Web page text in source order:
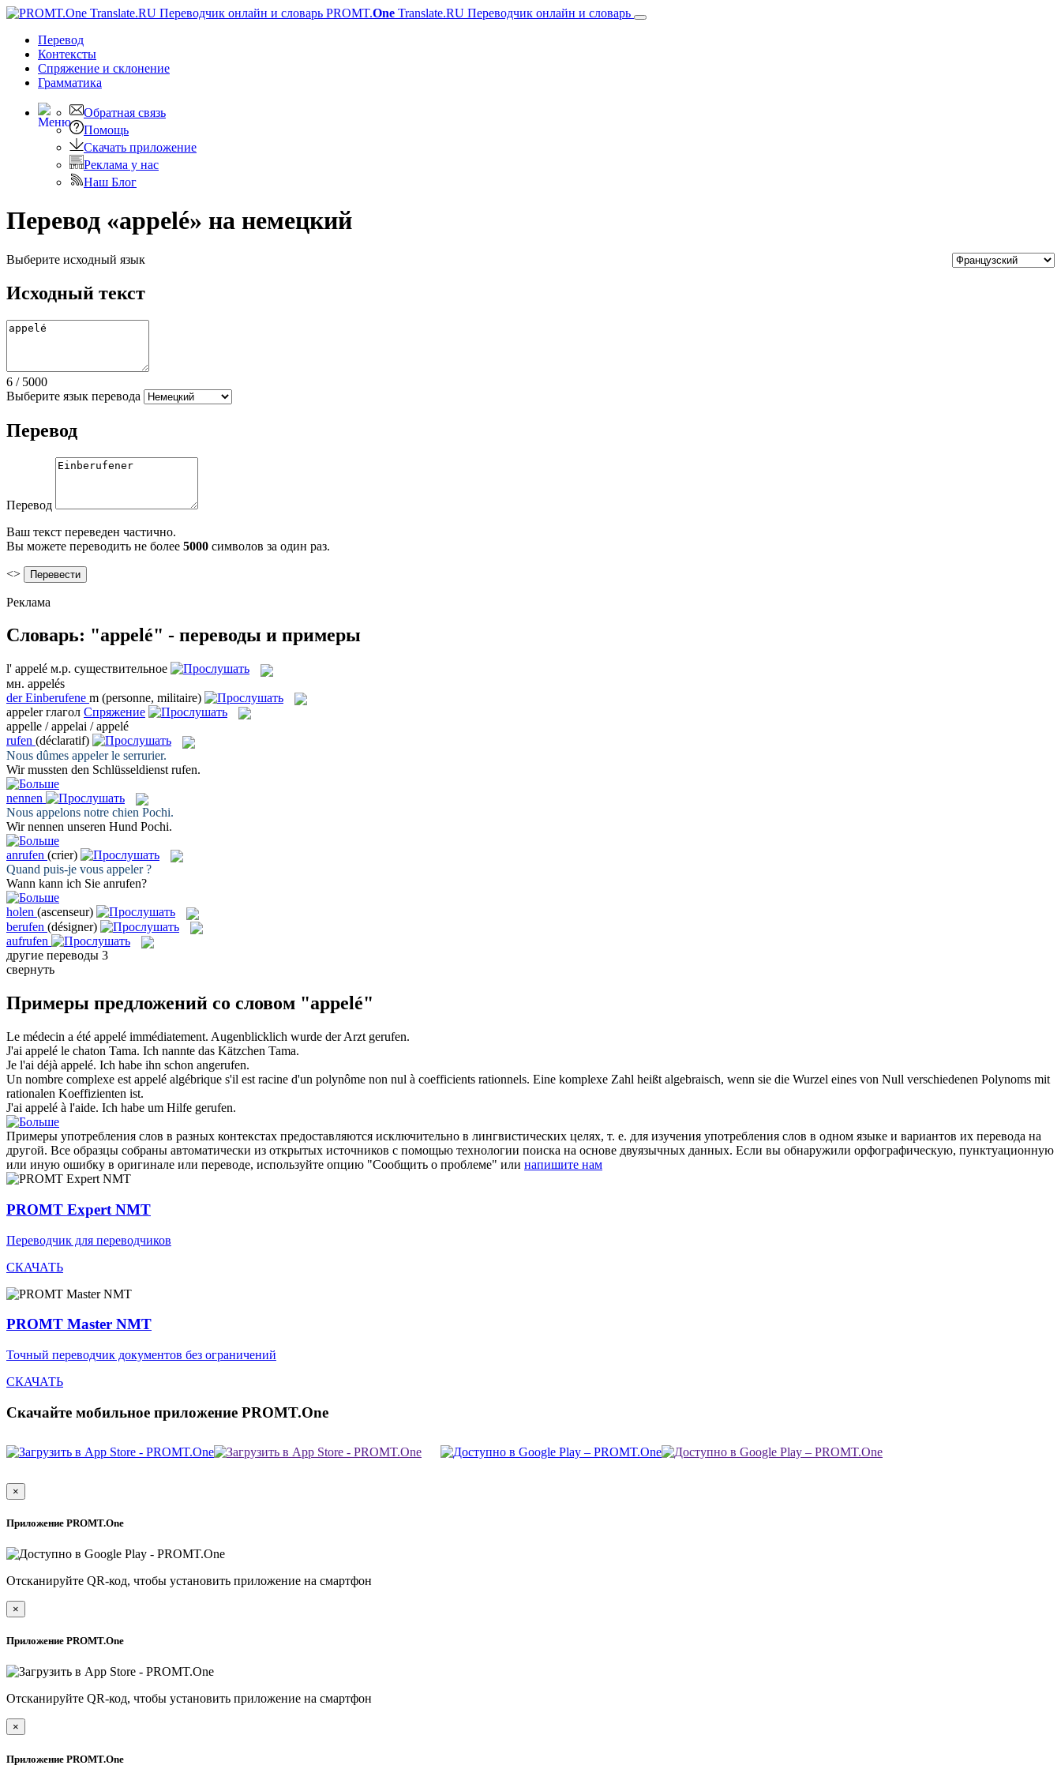
PROMT.One Translate.RU Переводчик онлайн и словарь
Перевод
Контексты
Спряжение и склонение
Грамматика
Обратная связь
Помощь
Скачать приложение
Реклама у нас
Наш Блог
Перевод «appelé» на немецкий
Выберите исходный язык
Исходный текст
6 / 5000
Выберите язык перевода
Перевод
Перевод
Ваш текст переведен частично.
Вы можете переводить не более 5000 символов за один раз.
<>
Реклама
Словарь: "appelé" - переводы и примеры
l' appelé м.р. существительное
мн. appelés
derEinberufene m (personne, militaire)
appeler глагол Спряжение
appelle / appelai / appelé
rufen (déclaratif)
Nous dûmes appelerle serrurier.
Wir mussten den Schlüsseldienst rufen.
nennen
Nous appelons notre chien Pochi.
Wirnennen unseren Hund Pochi.
anrufen (crier)
Quand puis-je vous appeler?
Wann kann ich Sie anrufen?
holen (ascenseur)
berufen (désigner)
aufrufen
другие переводы 3
свернуть
Примеры предложений со словом "appelé"
Le médecin a été appelé immédiatement. Augenblicklich wurde der Arzt gerufen.
J'ai appelé le chaton Tama. Ich nannte das Kätzchen Tama.
Je l'ai déjà appelé. Ich habe ihn schon angerufen.
Un nombre complexe est appelé algébrique s'il est racine d'un polynôme non nul à coefficients rationnels. Eine komplexe Zahl heißt algebraisch, wenn sie die Wurzel eines von Null verschiedenen Polynoms mit
rationalen Koeffizienten ist.
J'ai appelé à l'aide. Ich habe um Hilfe gerufen.
Примеры употребления слов в разных контекстах предоставляются исключительно в лингвистических целях, т. е. для изучения употребления слов в одном языке и вариантов их перевода на
другой. Все образцы собраны автоматически из открытых источников с помощью технологии поиска на основе двуязычных данных. Если вы обнаружили орфографическую, пунктуационную
или иную ошибку в оригинале или переводе, используйте опцию "Сообщить о проблеме" или напишите нам
PROMT Expert NMT
Переводчик для переводчиков
СКАЧАТЬ
PROMT Master NMT
Точный переводчик документов без ограничений
СКАЧАТЬ
Скачайте мобильное приложение PROMT.One
×
Приложение PROMT.One
Отсканируйте QR-код, чтобы установить приложение на смартфон
×
Приложение PROMT.One
Отсканируйте QR-код, чтобы установить приложение на смартфон
×
Приложение PROMT.One